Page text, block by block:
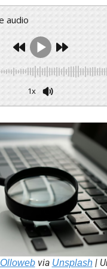
audio
1x
via Unsplash|